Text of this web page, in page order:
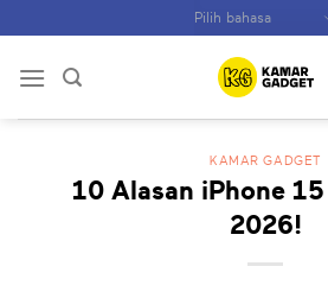
content
KAMAR GADGET
10 Alasan iPhone
2026!